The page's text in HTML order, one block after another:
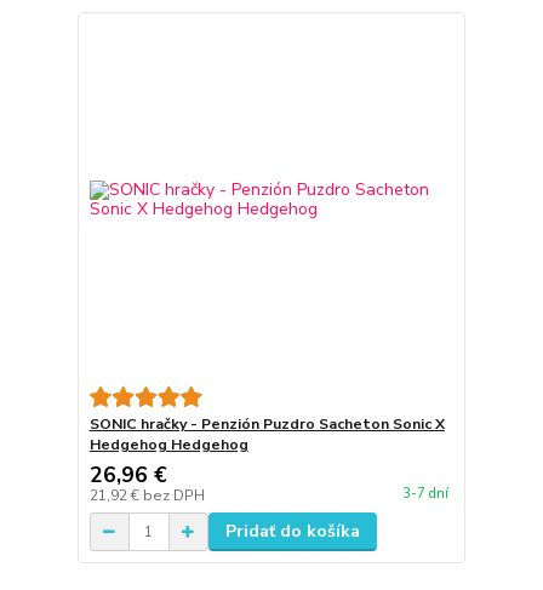
SONIC hračky - Penzión Puzdro Sacheton Sonic X
Hedgehog Hedgehog
26,96 €
21,92 € bez DPH 3-7 dní
Pridať do košíka